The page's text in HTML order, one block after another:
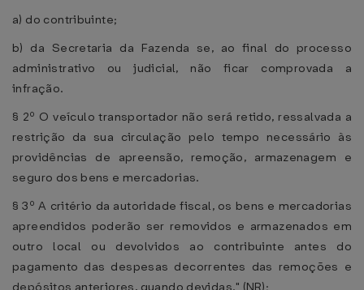
a) do contribuinte;
b) da Secretaria da Fazenda se, ao final do processo
administrativo ou judicial, não ficar comprovada a
infração.
§ 2º O veículo transportador não será retido, ressalvada a
restrição da sua circulação pelo tempo necessário às
providências de apreensão, remoção, armazenagem e
seguro dos bens e mercadorias.
§ 3º A critério da autoridade fiscal, os bens e mercadorias
apreendidos poderão ser removidos e armazenados em
outro local ou devolvidos ao contribuinte antes do
pagamento das despesas decorrentes das remoções e
depósitos anteriores, quando devidas." (NR);